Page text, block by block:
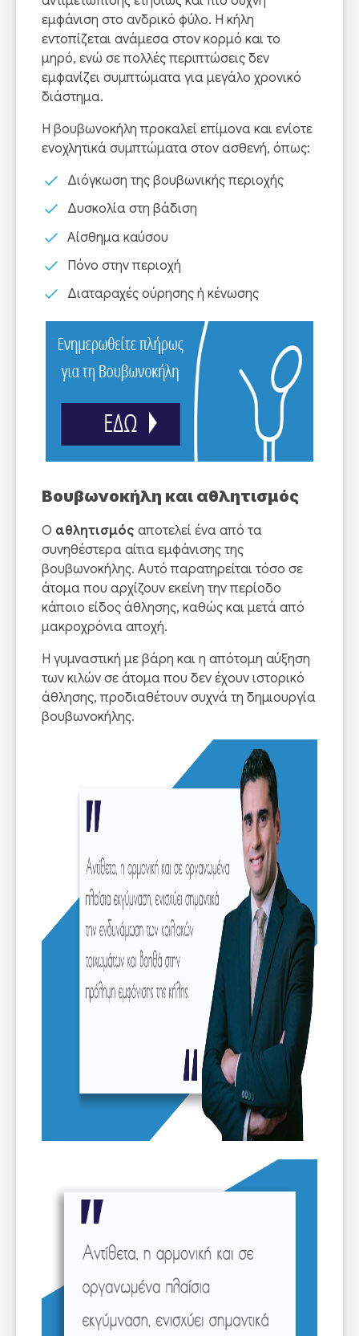
εμφάνιση στο ανδρικό φύλο. Η κήλη
εντοπίζεται ανάμεσα στον κορμό και το
μηρό, ενώ σε πολλές περιπτώσεις δεν
εμφανίζει συμπτώματα για μεγάλο χρονικό
διάστημα.
Η βουβωνοκήλη προκαλεί επίμονα και ενίοτε
ενοχλητικά συμπτώματα στον ασθενή, όπως:
Διόγκωση της βουβωνικής περιοχής
Δυσκολία στη βάδιση
Αίσθημα καύσου
Πόνο στην περιοχή
Διαταραχές ούρησης ή κένωσης
Βουβωνοκήλη και αθλητισμός
Ο αθλητισμός αποτελεί ένα από τα
συνηθέστερα αίτια εμφάνισης της
βουβωνοκήλης. Αυτό παρατηρείται τόσο σε
άτομα που αρχίζουν εκείνη την περίοδο
κάποιο είδος άθλησης, καθώς και μετά από
μακροχρόνια αποχή.
Η γυμναστική με βάρη και η απότομη αύξηση
των κιλών σε άτομα που δεν έχουν ιστορικό
άθλησης, προδιαθέτουν συχνά τη δημιουργία
βουβωνοκήλης.